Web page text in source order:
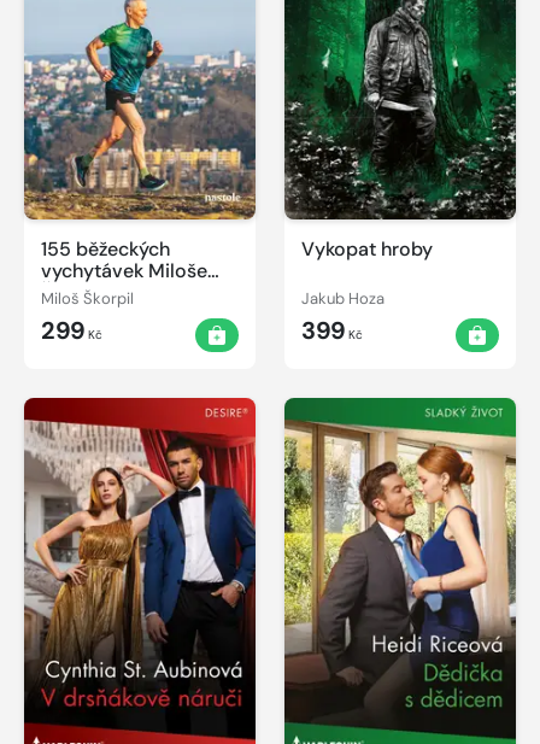
155 běžeckých
vychytávek Miloše
Škorpila
Miloš Škorpil
299 Kč
Vykopat hroby
Jakub Hoza
399 Kč